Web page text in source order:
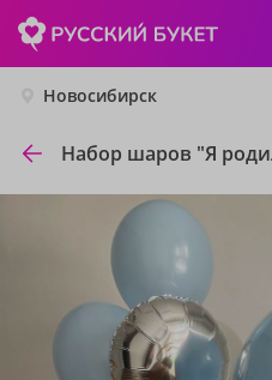
Новосибирск
Набор шаров "Я